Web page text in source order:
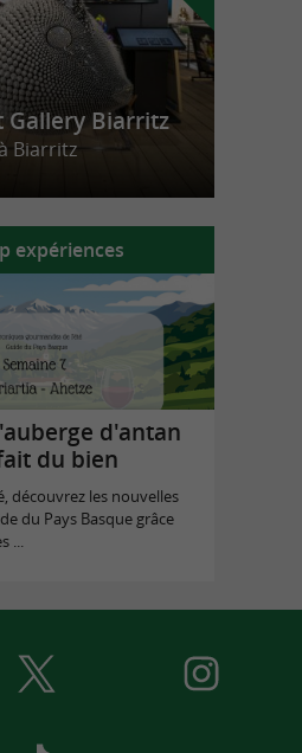
Gallery Biarritz
Biarritz
expériences
d'antan
du bien
découvrez les nouvelles
du Pays Basque grâce
...